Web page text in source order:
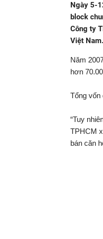
Ngày 5-
block
Công ty
Việt Nam.
Năm
hơn
Tổng vốn
“Tuy
TPHCM
bán căn